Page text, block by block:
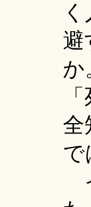
避
か
全
で